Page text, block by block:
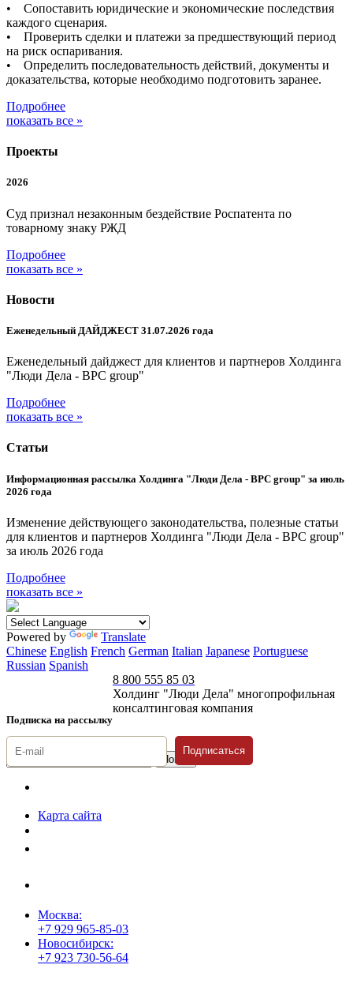
• Сопоставить юридические и экономические последствия
каждого сценария.
• Проверить сделки и платежи за предшествующий период
на риск оспаривания.
• Определить последовательность действий, документы и
доказательства, которые необходимо подготовить заранее.
Подробнее
показать все »
Проекты
2026
Суд признал незаконным бездействие Роспатента по
товарному знаку РЖД
Подробнее
показать все »
Новости
Еженедельный ДАЙДЖЕСТ 31.07.2026 года
Еженедельный дайджест для клиентов и партнеров Холдинга
"Люди Дела - BPC group"
Подробнее
показать все »
Статьи
Информационная рассылка Холдинга "Люди Дела - BPC group" за июль
2026 года
Изменение действующего законодательства, полезные статьи
для клиентов и партнеров Холдинга "Люди Дела - BPC group"
за июль 2026 года
Подробнее
показать все »
Powered by
Translate
Chinese English French German Italian Japanese Portuguese
Russian Spanish
Подписка на рассылку
8 800 555 85 03
Холдинг "Люди Дела" многопрофильная
консалтинговая компания
Подписаться
Карта сайта
Москва:
+7 929 965-85-03
Новосибирск:
+7 923 730-56-64